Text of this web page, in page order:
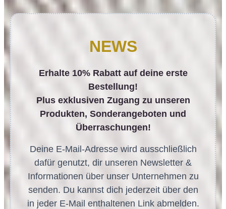
NEWS
Erhalte 10% Rabatt auf deine erste
Bestellung!
Plus exklusiven Zugang zu unseren
Produkten, Sonderangeboten und
Überraschungen!
Deine E-Mail-Adresse wird ausschließlich
dafür genutzt, dir unseren Newsletter &
Informationen über unser Unternehmen zu
senden. Du kannst dich jederzeit über den
in jeder E-Mail enthaltenen Link abmelden.